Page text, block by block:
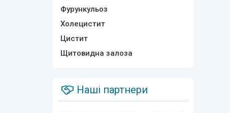
Фурункульоз
Холецистит
Цистит
Щитовидна залоза
Наші партнери